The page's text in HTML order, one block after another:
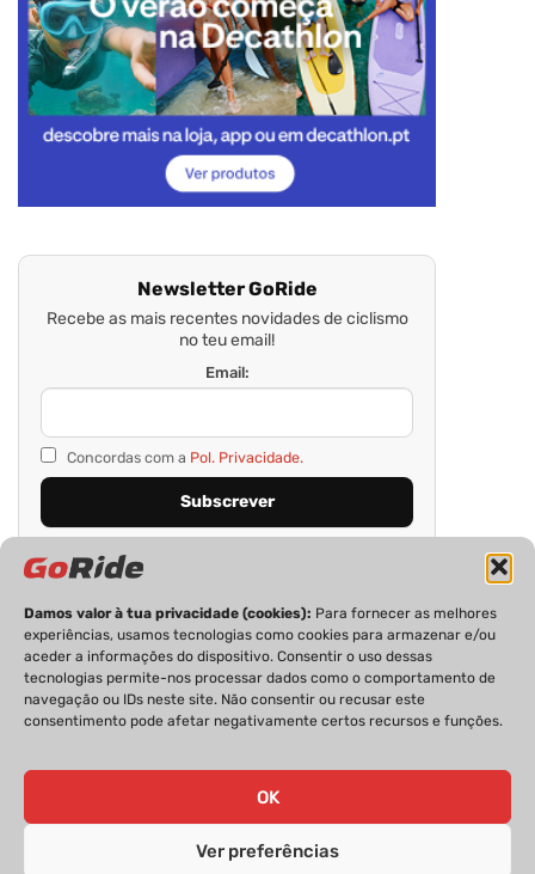
Damos valor à tua privacidade (cookies): Para fornecer as melhores
experiências, usamos tecnologias como cookies para armazenar e/ou
aceder a informações do dispositivo. Consentir o uso dessas
tecnologias permite-nos processar dados como o comportamento de
navegação ou IDs neste site. Não consentir ou recusar este
consentimento pode afetar negativamente certos recursos e funções.
OK
Ver preferências
Newsletter GoRide
Recebe as mais recentes novidades de ciclismo
no teu email!
Email:
Concordas com a Pol. Privacidade.
PRIVACIDADE FICHA TÉCNICA
ESTATUTO EDITORIAL